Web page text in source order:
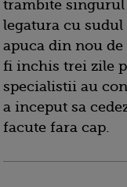
trambite
legatura cu
apuca din nou de
fi inchis trei zile
specialistii au
a inceput sa
facute fara cap.